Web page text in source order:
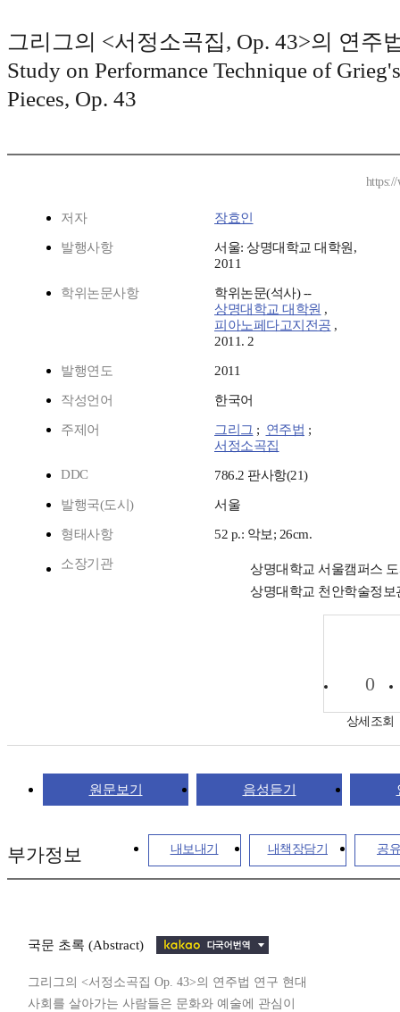
그리그의 <서정소곡집, Op. 43>의 연주
Study on Performance Technique of
Pieces, Op. 43
저자 장효인
발행사항
서울: 상명대학교 대학원,
2011
학위논문사항
학위논문(석사) --
상명대학교 대학원 ,
피아노페다고지전공 ,
2011. 2
발행연도 2011
작성언어 한국어
주제어 그리그 ; 연주법 ;
서정소곡집
DDC
786.2 판사항(21)
발행국(도시) 서울
형태사항 52 p.: 악보; 26cm.
소장기관
상명대학교 서울캠퍼스
상명대학교 천안학술정
0
상세조회
원문보기 음성듣기
내보내기 내책장담기 공
부가정보
국문 초록 (Abstract)
그리그의 <서정소곡집 Op. 43>의 연주법 연구 현대
사회를 살아가는 사람들은 문화와 예술에 관심이